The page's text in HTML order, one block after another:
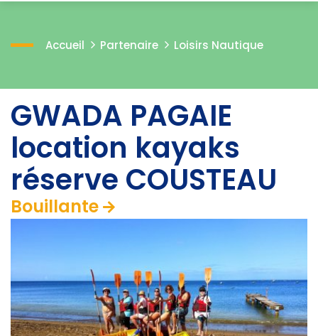
Accueil Partenaire Loisirs Nautique
GWADA PAGAIE
location kayaks
réserve COUSTEAU
Bouillante